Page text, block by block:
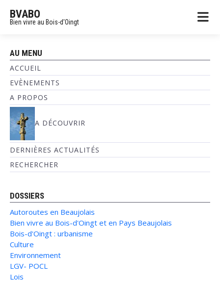
BVABO
Bien vivre au Bois-d'Oingt
AU MENU
ACCUEIL
EVÈNEMENTS
A PROPOS
A DÉCOUVRIR
DERNIÈRES ACTUALITÉS
RECHERCHER
DOSSIERS
Autoroutes en Beaujolais
Bien vivre au Bois-d'Oingt et en Pays Beaujolais
Bois-d'Oingt : urbanisme
Culture
Environnement
LGV- POCL
Lois